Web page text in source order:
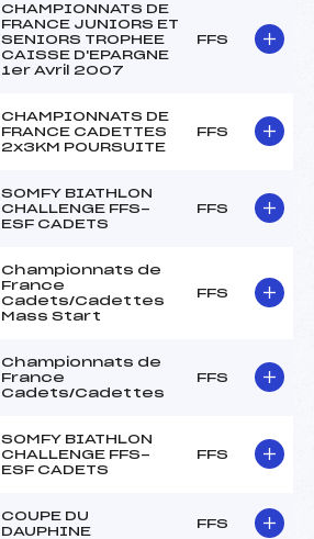
CHAMPIONNATS DE
FRANCE JUNIORS ET
SENIORS TROPHEE
CAISSE D'EPARGNE
1er Avril 2007
FFS
CHAMPIONNATS DE
FRANCE CADETTES
2x3KM POURSUITE
FFS
SOMFY BIATHLON
CHALLENGE FFS-
ESF CADETS
FFS
Championnats de
France
Cadets/Cadettes
Mass Start
FFS
Championnats de
France
Cadets/Cadettes
FFS
SOMFY BIATHLON
CHALLENGE FFS-
ESF CADETS
FFS
COUPE DU
DAUPHINE
FFS